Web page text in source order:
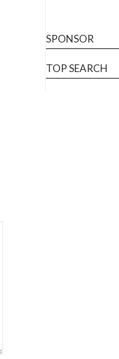
SPONSOR
TOP SEARCH